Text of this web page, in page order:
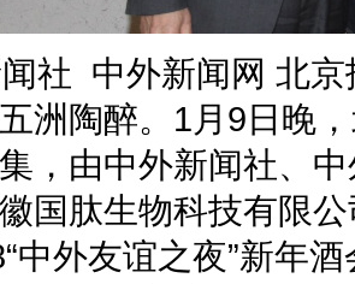
社 中外新闻网 北京
洲陶醉。1月9日晚
，由中外新闻社、
国肽生物科技有限
中外友谊之夜”新年